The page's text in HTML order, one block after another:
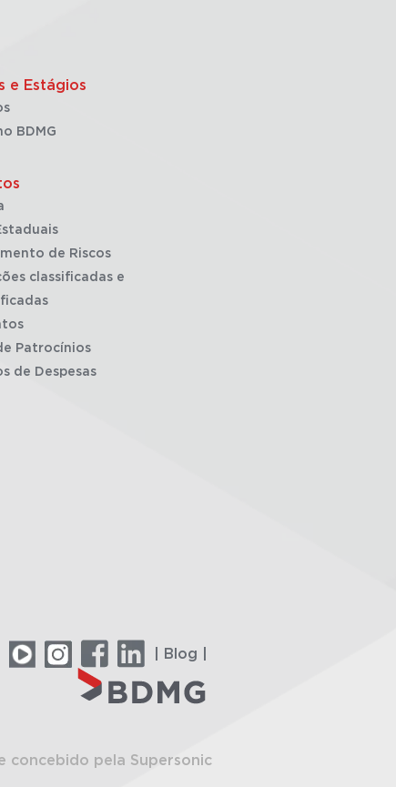
e Estágios
BDMG
de Riscos
classificadas e
Patrocínios
de Despesas
| Blog |
concebido pela Supersonic